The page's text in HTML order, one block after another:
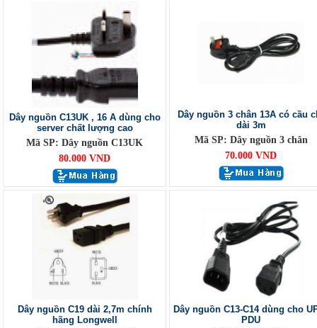
Dây nguồn C13UK , 16 A dùng cho
server chất lượng cao
Mã SP: Dây nguồn C13UK
80.000 VND
Dây nguồn 3 chân 13A có cầu
dài 3m
Mã SP: Dây nguồn 3 chân
70.000 VND
Dây nguồn C19 dài 2,7m chính
hãng Longwell
Dây nguồn C13-C14 dùng cho
PDU